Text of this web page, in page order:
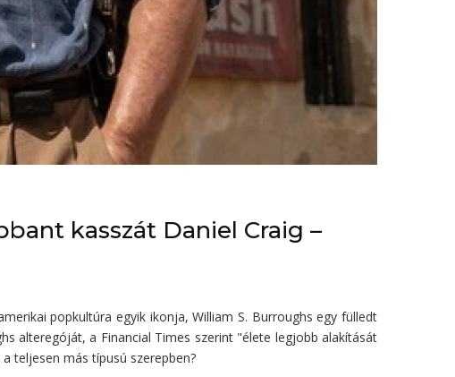
kasszát Daniel Craig –
popkultúra egyik ikonja, William S. Burroughs egy fülledt
alteregóját, a Financial Times szerint "élete legjobb alakítását
teljesen más típusú szerepben?